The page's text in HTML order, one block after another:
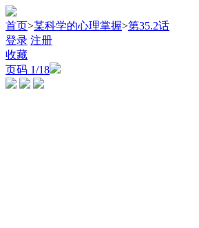
首页>某科学的心理掌握>第35.2话
登录 注册
收藏
页码 1/18